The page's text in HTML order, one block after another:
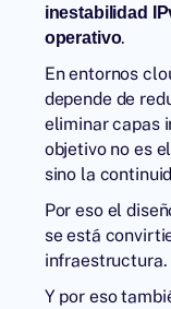
inestabilidad
operativo.
En entornos
depende de
eliminar capas
objetivo no es
sino la
Por eso el
se está
infraestructura.
Y por eso